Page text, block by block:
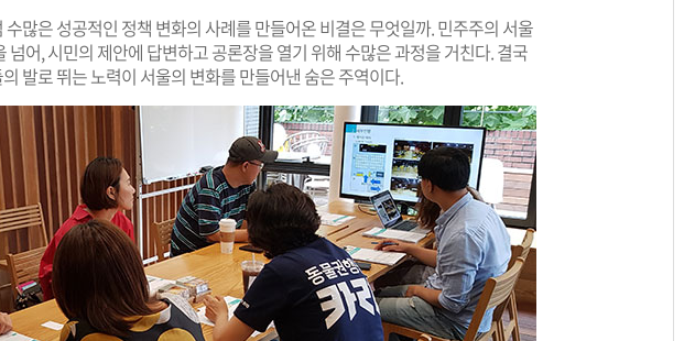
많은 성공적인 정책 변화의 사례를 만들어온 비결은 무엇일까. 민주주의 서울
넘어, 시민의 제안에 답변하고 공론장을 열기 위해 수많은 과정을 거친다. 결국
발로 뛰는 노력이 서울의 변화를 만들어낸 숨은 주역이다.